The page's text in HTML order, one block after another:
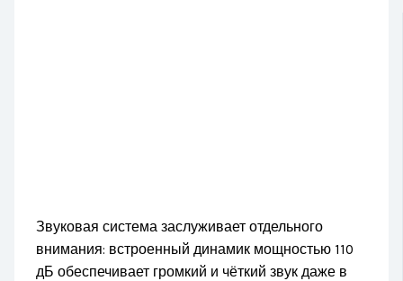
Звуковая система заслуживает отдельного
внимания: встроенный динамик мощностью 110
дБ обеспечивает громкий и чёткий звук даже в